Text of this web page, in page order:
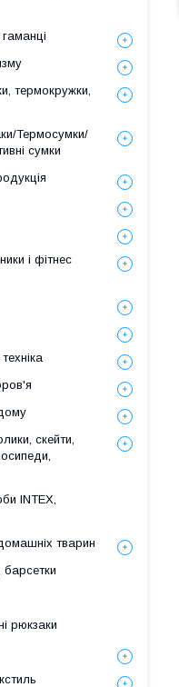
термокружки,
Термосумки/
сумки
і фітнес
скейти,
INTEX,
тварин
рюкзаки